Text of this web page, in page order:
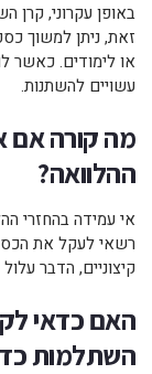
באופן עקרוני,
זאת, ניתן למשוך
או לימודים. כאשר
עשויים להשתנות.
מה קורה אם
ההלוואה?
אי עמידה בהחזרי
רשאי לעקל את
קיצוניים, הדבר
האם כדאי
השתלמות